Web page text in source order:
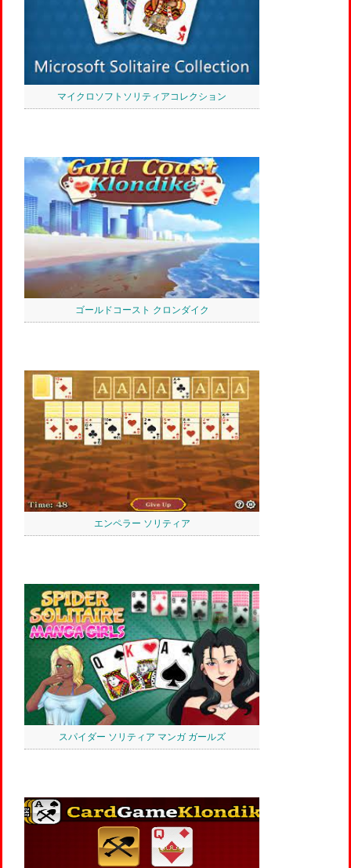
マイクロソフトソリティアコレクション
ゴールドコースト クロンダイク
エンペラー ソリティア
スパイダー ソリティア マンガ ガールズ